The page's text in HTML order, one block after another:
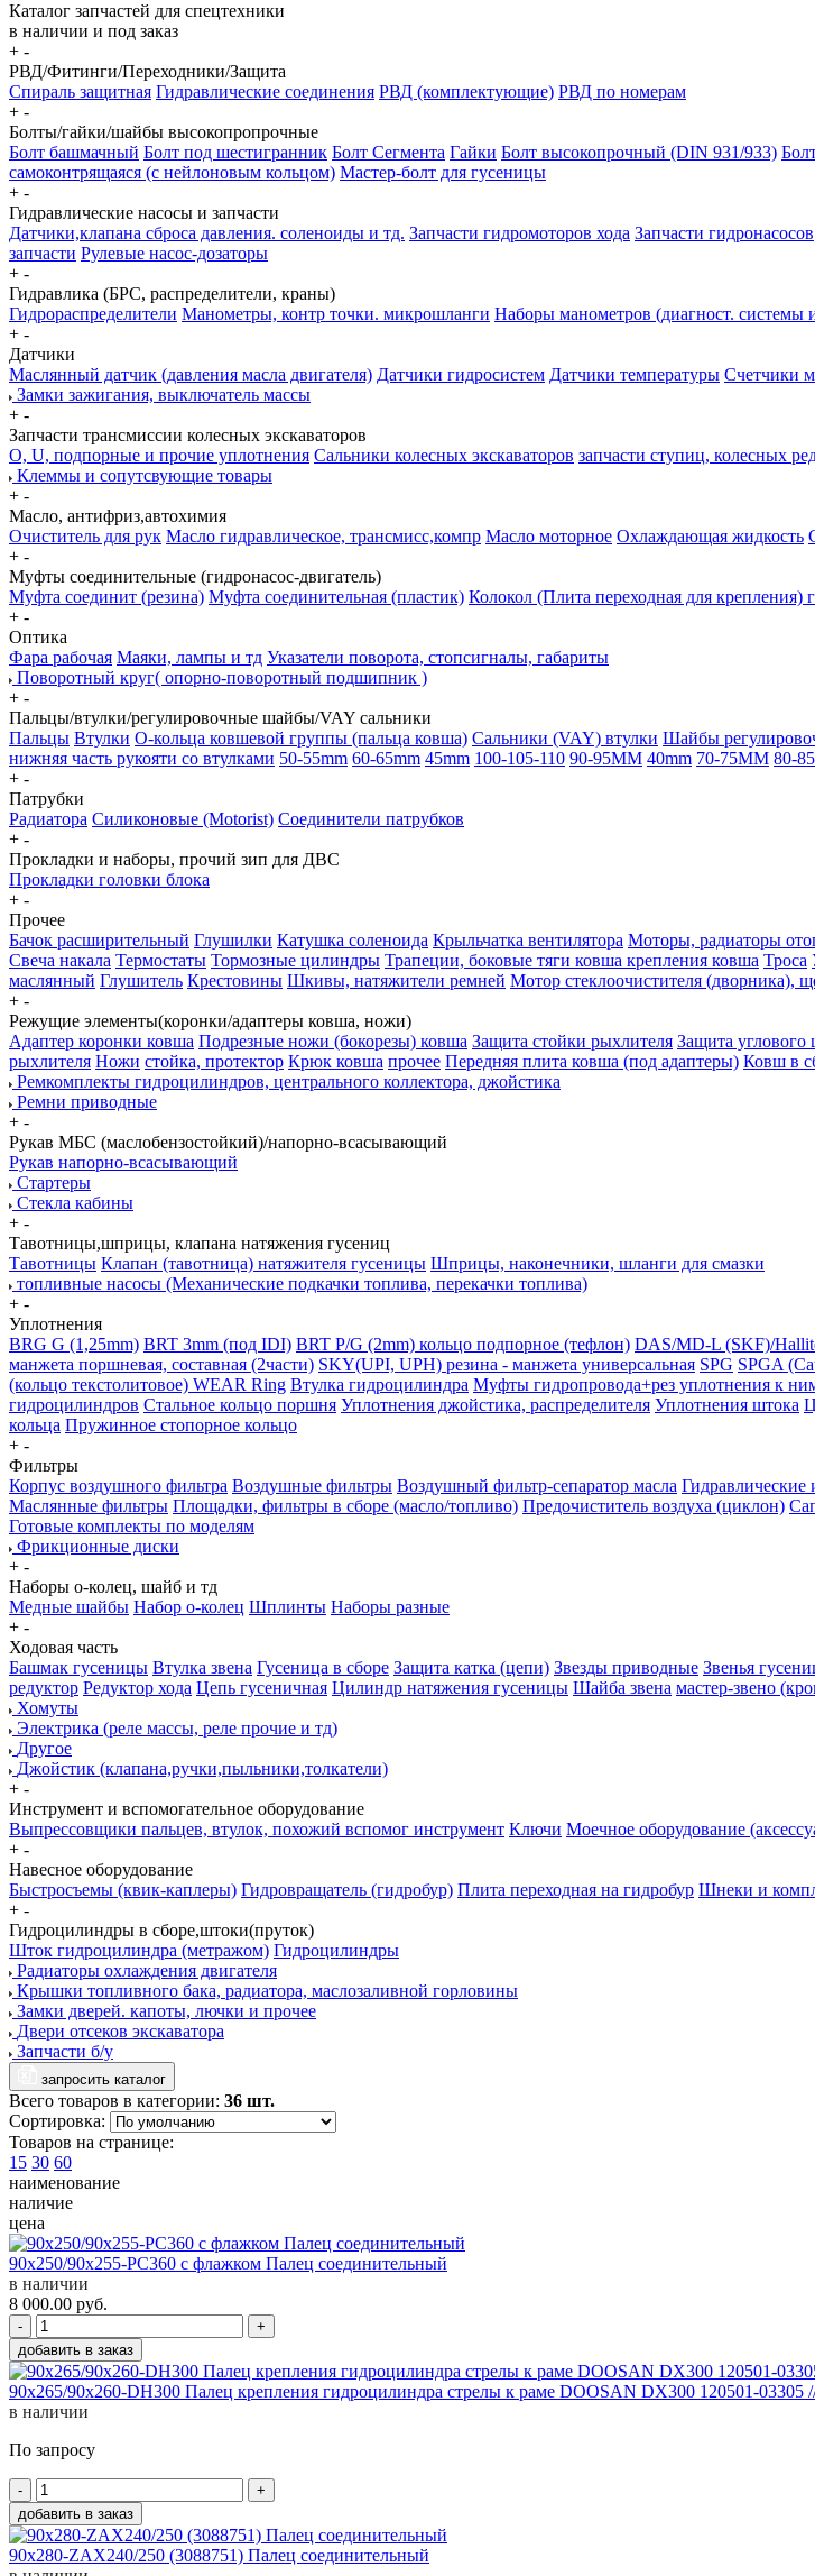
Каталог запчастей для спецтехники
в наличии и под заказ
+ -
РВД/Фитинги/Переходники/Защита
Спираль защитная Гидравлические соединения РВД (комплектующие) РВД по номерам
+ -
Болты/гайки/шайбы высокопропрочные
Болт башмачный Болт под шестигранник Болт Сегмента Гайки Болт высокопрочный (DIN 931/933)
самоконтрящаяся (с нейлоновым кольцом) Мастер-болт для гусеницы
+ -
Гидравлические насосы и запчасти
Датчики,клапана сброса давления. соленоиды и тд. Запчасти гидромоторов хода Запчасти гидронасосов
запчасти Рулевые насос-дозаторы
+ -
Гидравлика (БРС, распределители, краны)
Гидрораспределители Манометры, контр точки. микрошланги Наборы манометров (диагност. системы
+ -
Датчики
Маслянный датчик (давления масла двигателя) Датчики гидросистем Датчики температуры Счетчики
Замки зажигания, выключатель массы
+ -
Запчасти трансмиссии колесных экскаваторов
О, U, подпорные и прочие уплотнения Сальники колесных экскаваторов запчасти ступиц, колесных
Клеммы и сопутсвующие товары
+ -
Масло, антифриз,автохимия
Очиститель для рук Масло гидравлическое, трансмисс,компр Масло моторное Охлаждающая жидкость
+ -
Муфты соединительные (гидронасос-двигатель)
Муфта соединит (резина) Муфта соединительная (пластик) Колокол (Плита переходная для крепления)
+ -
Оптика
Фара рабочая Маяки, лампы и тд Указатели поворота, стопсигналы, габариты
Поворотный круг( опорно-поворотный подшипник )
+ -
Пальцы/втулки/регулировочные шайбы/VAY сальники
Пальцы Втулки О-кольца ковшевой группы (пальца ковша) Сальники (VAY) втулки Шайбы
нижняя часть рукояти со втулками 50-55mm 60-65mm 45mm 100-105-110 90-95MM 40mm 70-75MM 80-
+ -
Патрубки
Радиатора Силиконовые (Motorist) Соединители патрубков
+ -
Прокладки и наборы, прочий зип для ДВС
Прокладки головки блока
+ -
Прочее
Бачок расширительный Глушилки Катушка соленоида Крыльчатка вентилятора Моторы, радиаторы
Свеча накала Термостаты Тормозные цилиндры Трапеции, боковые тяги ковша крепления ковша Троса
маслянный Глушитель Крестовины Шкивы, натяжители ремней Мотор стеклоочистителя (дворника),
+ -
Режущие элементы(коронки/адаптеры ковша, ножи)
Адаптер коронки ковша Подрезные ножи (бокорезы) ковша Защита стойки рыхлителя Защита углового
рыхлителя Ножи стойка, протектор Крюк ковша прочее Передняя плита ковша (под адаптеры) Ковш в
Ремкомплекты гидроцилиндров, центрального коллектора, джойстика
Ремни приводные
+ -
Рукав МБС (маслобензостойкий)/напорно-всасывающий
Рукав напорно-всасывающий
Стартеры
Стекла кабины
+ -
Тавотницы,шприцы, клапана натяжения гусениц
Тавотницы Клапан (тавотница) натяжителя гусеницы Шприцы, наконечники, шланги для смазки
топливные насосы (Механические подкачки топлива, перекачки топлива)
+ -
Уплотнения
BRG G (1,25mm) BRT 3mm (под IDI) BRT P/G (2mm) кольцо подпорное (тефлон) DAS/MD-L (SKF)/
манжета поршневая, составная (2части) SKY(UPI, UPH) резина - манжета универсальная SPG SPGA
(кольцо текстолитовое) WEAR Ring Втулка гидроцилиндра Муфты гидропровода+рез уплотнения к
гидроцилиндров Стальное кольцо поршня Уплотнения джойстика, распределителя Уплотнения штока
кольца Пружинное стопорное кольцо
+ -
Фильтры
Корпус воздушного фильтра Воздушные фильтры Воздушный фильтр-сепаратор масла
Маслянные фильтры Площадки, фильтры в сборе (масло/топливо) Предочиститель воздуха (циклон)
Готовые комплекты по моделям
Фрикционные диски
+ -
Наборы о-колец, шайб и тд
Медные шайбы Набор о-колец Шплинты Наборы разные
+ -
Ходовая часть
Башмак гусеницы Втулка звена Гусеница в сборе Защита катка (цепи) Звезды приводные Звенья
редуктор Редуктор хода Цепь гусеничная Цилиндр натяжения гусеницы Шайба звена мастер-звено
Хомуты
Электрика (реле массы, реле прочие и тд)
Другое
Джойстик (клапана,ручки,пыльники,толкатели)
+ -
Инструмент и вспомогательное оборудование
Выпрессовщики пальцев, втулок, похожий вспомог инструмент Ключи Моечное оборудование
+ -
Навесное оборудование
Быстросъемы (квик-каплеры) Гидровращатель (гидробур) Плита переходная на гидробур Шнеки и
+ -
Гидроцилиндры в сборе,штоки(пруток)
Шток гидроцилиндра (метражом) Гидроцилиндры
Радиаторы охлаждения двигателя
Крышки топливного бака, радиатора, маслозаливной горловины
Замки дверей. капоты, лючки и прочее
Двери отсеков экскаватора
Запчасти б/у
запросить каталог
Всего товаров в категории: 36 шт.
Сортировка:
Товаров на странице:
15 30 60
наименование
наличие
цена
90x250/90x255-PC360 c флажком Палец соединительный
в наличии
8 000.00 руб.
-
+
добавить в заказ
90x265/90x260-DH300 Палец крепления гидроцилиндра стрелы к раме DOOSAN DX300 120501-03305
в наличии
По запросу
-
+
добавить в заказ
90x280-ZAX240/250 (3088751) Палец соединительный